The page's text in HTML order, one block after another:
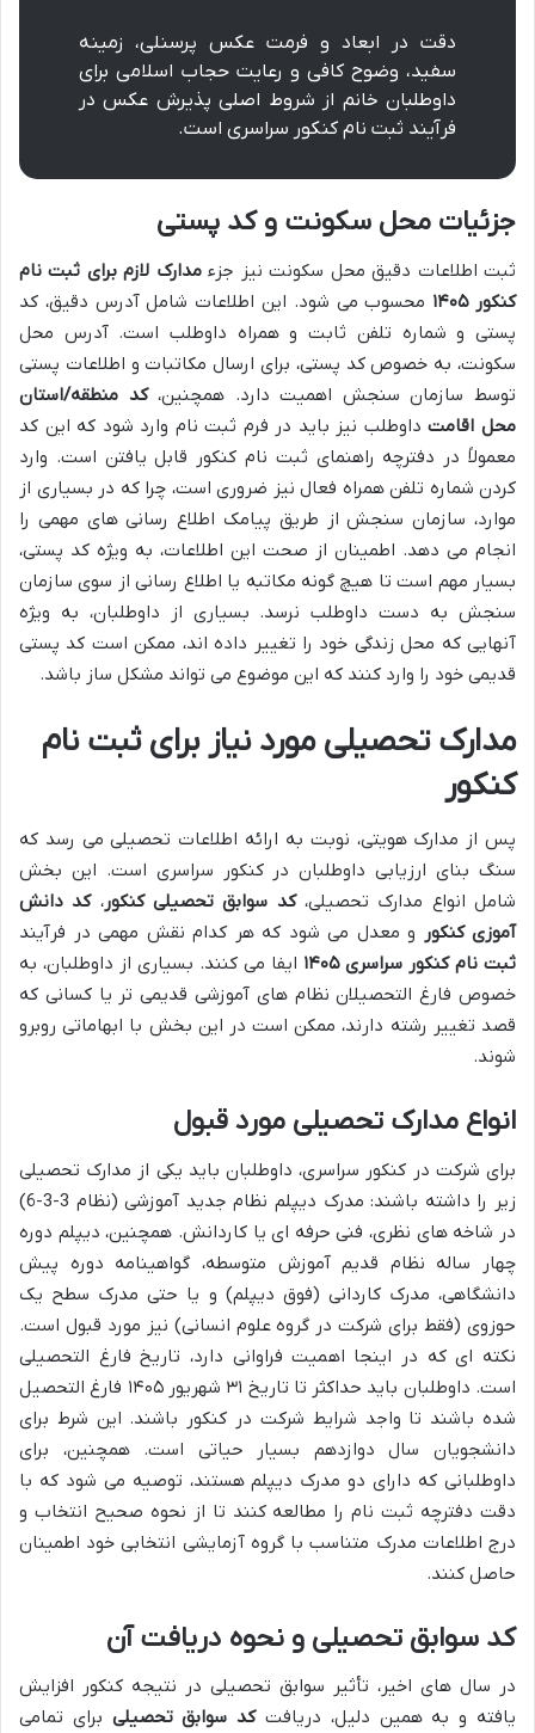
دقت در ابعاد و فرمت عکس پرسنلی، زمینه
سفید، وضوح کافی و رعایت حجاب اسلامی برای
داوطلبان خانم از شروط اصلی پذیرش عکس در
فرآیند ثبت نام کنکور سراسری است.
جزئیات محل سکونت و کد پستی
ثبت اطلاعات دقیق محل سکونت نیز جزءمدارک لازم برای ثبت نام
کنکور ۱۴۰۵
محسوب می شود. این اطلاعات شامل آدرس دقیق، کد
پستی و شماره تلفن ثابت و همراه داوطلب است. آدرس محل
سکونت، به خصوص کد پستی، برای ارسال مکاتبات و اطلاعات پستی
توسط سازمان سنجش اهمیت دارد. همچنین،کد منطقه/استان
محل اقامتداوطلب نیز باید در فرم ثبت نام وارد شود که این کد
معمولاً در دفترچه راهنمای ثبت نام کنکور قابل یافتن است. وارد
کردن شماره تلفن همراه فعال نیز ضروری است، چرا که در بسیاری از
موارد، سازمان سنجش از طریق پیامک اطلاع رسانی های مهمی را
انجام می دهد. اطمینان از صحت این اطلاعات، به ویژه کد پستی،
بسیار مهم است تا هیچ گونه مکاتبه یا اطلاع رسانی از سوی سازمان
سنجش به دست داوطلب نرسد. بسیاری از داوطلبان، به ویژه
آنهایی که محل زندگی خود را تغییر داده اند، ممکن است کد پستی
قدیمی خود را وارد کنند که این موضوع می تواند مشکل ساز باشد.
مدارک تحصیلی مورد نیاز برای ثبت نام
کنکور
پس از مدارک هویتی، نوبت به ارائه اطلاعات تحصیلی می رسد که
سنگ بنای ارزیابی داوطلبان در کنکور سراسری است. این بخش
شامل انواع مدارک تحصیلی،کد سوابق تحصیلی کنکور،کد دانش
آموزی کنکور و معدل می شود که هر کدام نقش مهمی در فرآیند
ثبت نام کنکور سراسری ۱۴۰۵
ایفا می کنند. بسیاری از داوطلبان، به
خصوص فارغ التحصیلان نظام های آموزشی قدیمی تر یا کسانی که
قصد تغییر رشته دارند، ممکن است در این بخش با ابهاماتی روبرو
شوند.
انواع مدارک تحصیلی مورد قبول
برای شرکت در کنکور سراسری، داوطلبان باید یکی از مدارک تحصیلی
زیر را داشته باشند: مدرک دیپلم نظام جدید آموزشی (نظام 3-3-6)
در شاخه های نظری، فنی حرفه ای یا کاردانش. همچنین، دیپلم دوره
چهار ساله نظام قدیم آموزش متوسطه، گواهینامه دوره پیش
دانشگاهی، مدرک کاردانی (فوق دیپلم) و یا حتی مدرک سطح یک
حوزوی (فقط برای شرکت در گروه علوم انسانی) نیز مورد قبول است.
نکته ای که در اینجا اهمیت فراوانی دارد، تاریخ فارغ التحصیلی
است. داوطلبان باید حداکثر تا تاریخ ۳۱ شهریور ۱۴۰۵ فارغ التحصیل
شده باشند تا واجد شرایط شرکت در کنکور باشند. این شرط برای
دانشجویان سال دوازدهم بسیار حیاتی است. همچنین، برای
داوطلبانی که دارای دو مدرک دیپلم هستند، توصیه می شود که با
دقت دفترچه ثبت نام را مطالعه کنند تا از نحوه صحیح انتخاب و
درج اطلاعات مدرک متناسب با گروه آزمایشی انتخابی خود اطمینان
حاصل کنند.
کد سوابق تحصیلی و نحوه دریافت آن
در سال های اخیر، تأثیر سوابق تحصیلی در نتیجه کنکور افزایش
یافته و به همین دلیل، دریافتکد سوابق تحصیلی برای تمامی